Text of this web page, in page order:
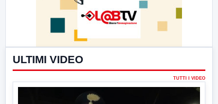
ULTIMI VIDEO
TUTTI I VIDEO